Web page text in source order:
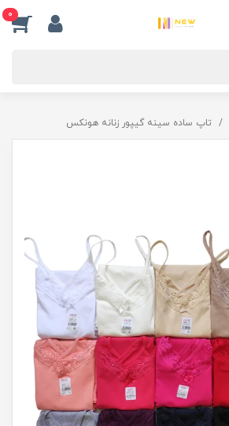
0
تاپ ساده سینه گیپور زنانه هونکس